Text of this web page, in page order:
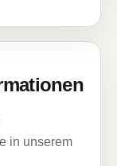
in unserem